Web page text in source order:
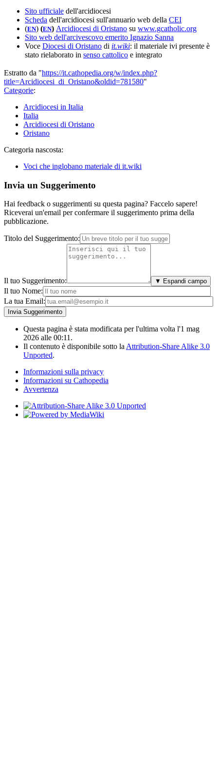
Sito ufficiale dell'arcidiocesi
Scheda dell'arcidiocesi sull'annuario web della CEI
(EN) (EN) Arcidiocesi di Oristano su www.gcatholic.org
Sito web dell'arcivescovo emerito Ignazio Sanna
Voce Diocesi di Oristano di it.wiki: il materiale ivi presente è
stato rielaborato in senso cattolico e integrato
Estratto da "https://it.cathopedia.org/w/index.php?
title=Arcidiocesi_di_Oristano&oldid=781580"
Categorie:
Arcidiocesi in Italia
Italia
Arcidiocesi di Oristano
Oristano
Categoria nascosta:
Voci che inglobano materiale di it.wiki
Invia un Suggerimento
Hai feedback o suggerimenti su questa pagina? Faccelo sapere!
Riceverai un'email per confermare il suggerimento prima della
pubblicazione.
Titolo del Suggerimento:
Il tuo Suggerimento: ▼ Espandi campo
Il tuo Nome:
La tua Email:
Questa pagina è stata modificata per l'ultima volta l'1 mag
2026 alle 00:11.
Il contenuto è disponibile sotto laAttribution-Share Alike 3.0
Unported.
Informazioni sulla privacy
Informazioni su Cathopedia
Avvertenza